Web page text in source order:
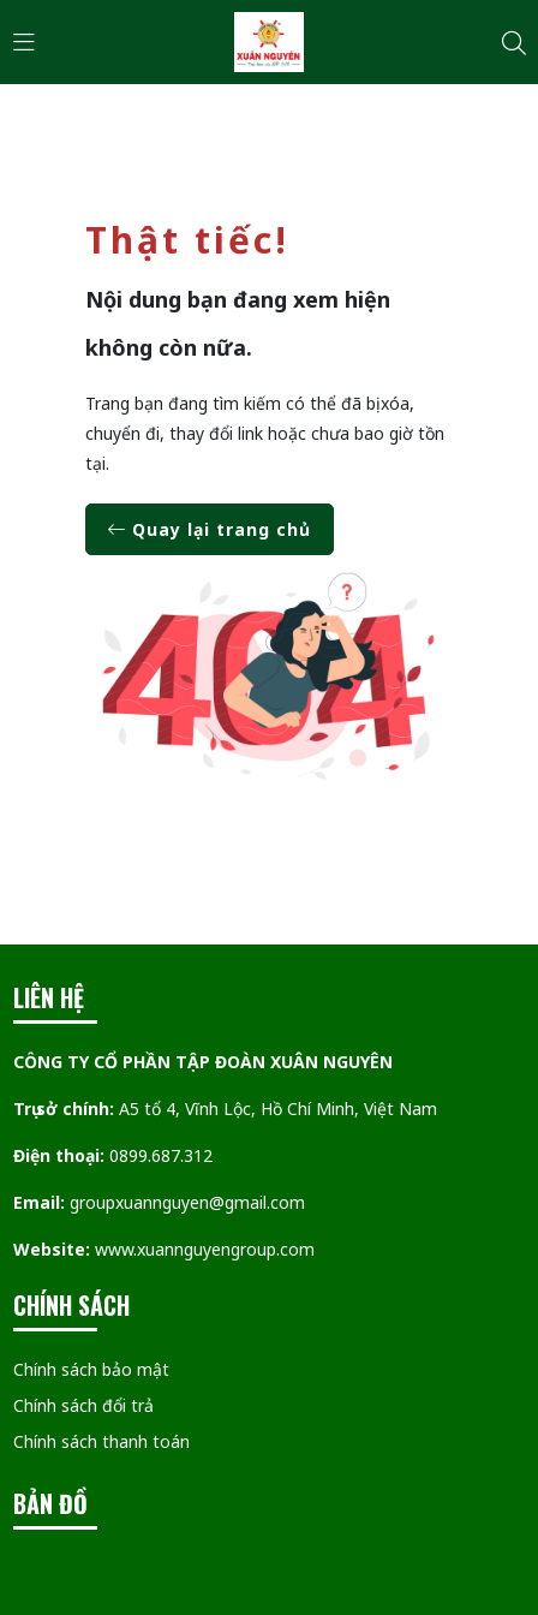
Thật tiếc!
Nội dung bạn đang xem hiện
không còn nữa.
Trang bạn đang tìm kiếm có thể đã bị xóa,
chuyển đi, thay đổi link hoặc chưa bao giờ tồn
tại.
Quay lại trang chủ
LIÊN HỆ
CÔNG TY CỔ PHẦN TẬP ĐOÀN XUÂN NGUYÊN
Trụ sở chính: A5 tổ 4, Vĩnh Lộc, Hồ Chí Minh, Việt Nam
Điện thoại: 0899.687.312
Email: groupxuannguyen@gmail.com
Website: www.xuannguyengroup.com
CHÍNH SÁCH
Chính sách bảo mật
Chính sách đổi trả
Chính sách thanh toán
BẢN ĐỒ